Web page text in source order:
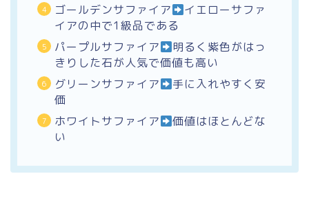
ゴールデンサファイア
イエローサファ
イアの中で1級品である
パープルサファイア
明るく紫色がはっ
きりした石が人気で価値も高い
グリーンサファイア
手に入れやすく安
価
ホワイトサファイア
価値はほとんどな
い